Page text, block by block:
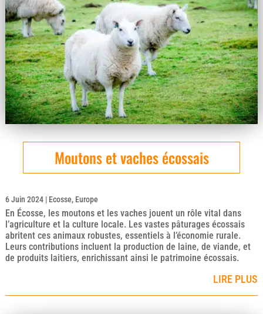
Moutons et vaches écossais
6 Juin 2024| Ecosse, Europe
En Écosse, les moutons et les vaches jouent un rôle vital dans
l’agriculture et la culture locale. Les vastes pâturages écossais
abritent ces animaux robustes, essentiels à l’économie rurale.
Leurs contributions incluent la production de laine, de viande, et
de produits laitiers, enrichissant ainsi le patrimoine écossais.
LIRE PLUS